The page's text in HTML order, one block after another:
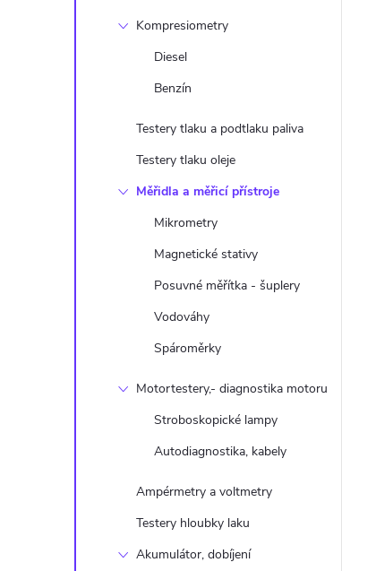
Kompresiometry
Diesel
Benzín
Testery tlaku a podtlaku paliva
Testery tlaku oleje
Měřidla a měřicí přístroje
Mikrometry
Magnetické stativy
Posuvné měřítka - šuplery
Vodováhy
Spároměrky
Motortestery,- diagnostika motoru
Stroboskopické lampy
Autodiagnostika, kabely
Ampérmetry a voltmetry
Testery hloubky laku
Akumulátor, dobíjení